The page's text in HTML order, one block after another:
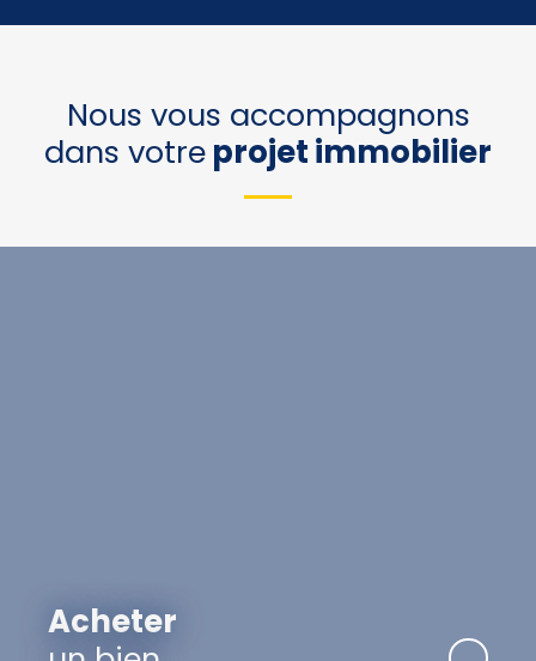
Nous vous accompagnons
dans votreprojet immobilier
Acheter